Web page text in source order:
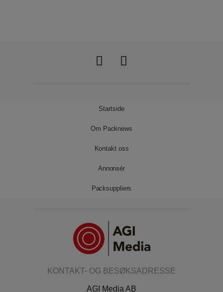
Startside
Om Packnews
Kontakt oss
Annonsér
Packsuppliers
KONTAKT- OG BESØKSADRESSE
AGI Media AB